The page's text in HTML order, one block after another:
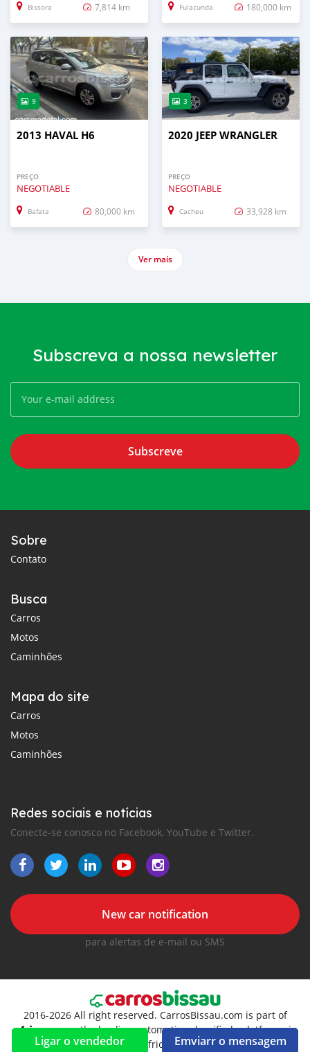
Ligar o vendedor Emviarr o mensagem
Bissora 7,814 km Fulacunda 180,000 km
9
2013 HAVAL H6
PREÇO
NEGOTIABLE
Bafata 80,000 km
3
2020 JEEP WRANGLER
PREÇO
NEGOTIABLE
Cacheu 33,928 km
Ver mais
Subscreva a nossa newsletter
Subscreve
Sobre
Contato
Busca
Carros
Motos
Caminhões
Mapa do site
Carros
Motos
Caminhões
Redes sociais e notícias
Conecte-se conosco no Facebook, YouTube e Twitter.
New car notification
para alertas de e-mail ou SMS
2016-2026 All right reserved. CarrosBissau.com is part of
, the leading automotive classifieds platforms in
Africa